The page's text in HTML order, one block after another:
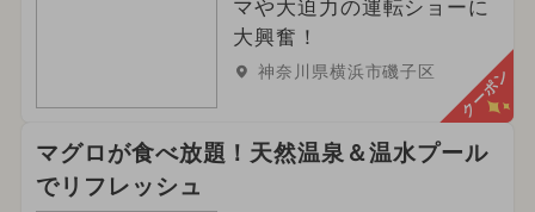
マや大迫力の運転ショーに
大興奮！
神奈川県横浜市磯子区 クーポン
マグロが食べ放題！天然温泉＆温水プール
でリフレッシュ